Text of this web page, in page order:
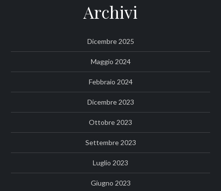
Archivi
Dicembre 2025
Maggio 2024
Febbraio 2024
Dicembre 2023
Ottobre 2023
Settembre 2023
Luglio 2023
Giugno 2023